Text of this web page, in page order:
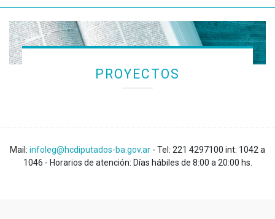
PROYECTOS
Mail: infoleg@hcdiputados-ba.gov.ar - Tel: 221 4297100 int: 1042 a
1046 - Horarios de atención: Días hábiles de 8:00 a 20:00 hs.